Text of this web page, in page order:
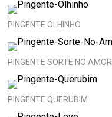
PINGENTE OLHINHO
PINGENTE SORTE NO AMOR
PINGENTE QUERUBIM